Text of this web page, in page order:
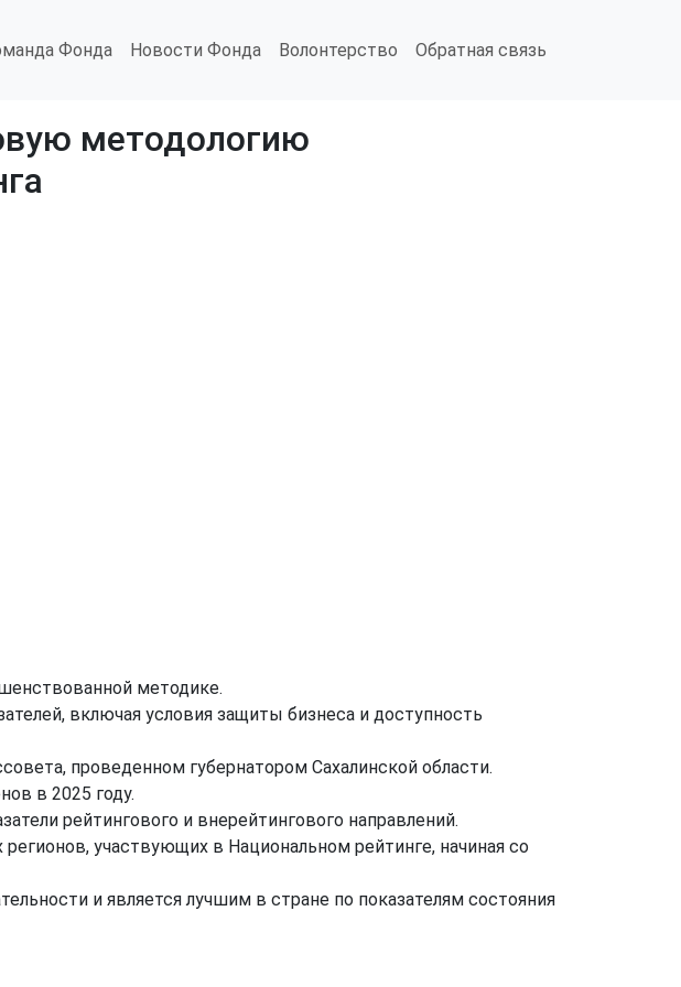
Фонда Новости Фонда Волонтерство Обратная связь
методологию
методике.
включая условия защиты бизнеса и доступность
проведенном губернатором Сахалинской области.
в 2025 году.
рейтингового и внерейтингового направлений.
участвующих в Национальном рейтинге, начиная со
и является лучшим в стране по показателям состояния